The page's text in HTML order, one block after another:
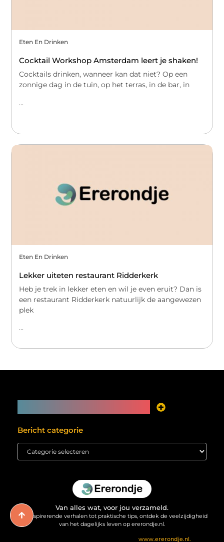
Eten En Drinken
Cocktail Workshop Amsterdam leert je shaken!
Cocktails drinken, wanneer kan dat niet? Op een
zonnige dag in de tuin, op het terras, in de bar, in
...
Eten En Drinken
Lekker uiteten restaurant Ridderkerk
Heb je trek in lekker eten en wil je even eruit? Dan is
een restaurant Ridderkerk natuurlijk de aangewezen
plek
...
Bericht categorie
Van alles wat, voor jou verzameld.
Van inspirerende verhalen tot praktische tips, ontdek de veelzijdigheid
van het dagelijks leven op ererondje.nl.
www.ererondje.nl.